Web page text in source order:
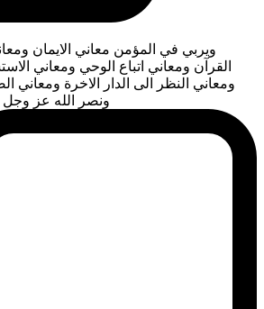
ويربي في المؤمن معاني الايمان
القرآن ومعاني اتباع الوحي ومعاني
ومعاني النظر الى الدار الاخرة ومعاني
ونصر الله عز وجل